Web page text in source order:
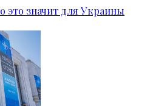
это значит для Украины